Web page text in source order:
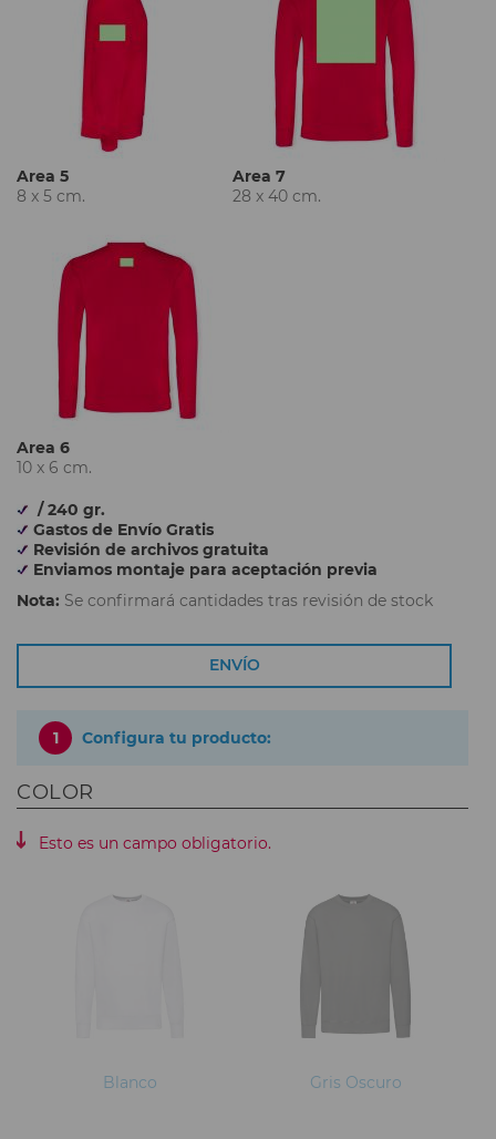
Area 5
8 x 5 cm.
Area 7
28 x 40 cm.
Area 6
10 x 6 cm.
/ 240 gr.
Gastos de Envío Gratis
Revisión de archivos gratuita
Enviamos montaje para aceptación previa
Nota: Se confirmará cantidades tras revisión de stock
ENVÍO
1 Configura tu producto:
COLOR
Esto es un campo obligatorio.
Blanco Gris Oscuro